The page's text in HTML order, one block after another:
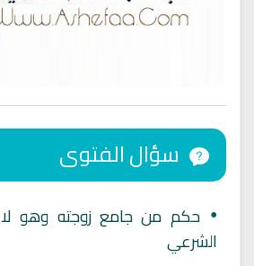
• حكم من جامع زوجته وهو لا
الشرعي